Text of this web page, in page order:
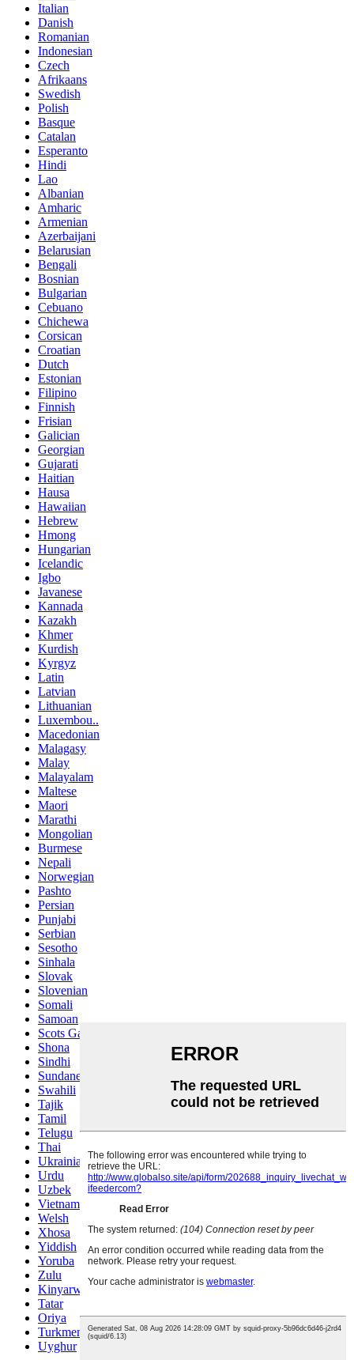
Italian
Danish
Romanian
Indonesian
Czech
Afrikaans
Swedish
Polish
Basque
Catalan
Esperanto
Hindi
Lao
Albanian
Amharic
Armenian
Azerbaijani
Belarusian
Bengali
Bosnian
Bulgarian
Cebuano
Chichewa
Corsican
Croatian
Dutch
Estonian
Filipino
Finnish
Frisian
Galician
Georgian
Gujarati
Haitian
Hausa
Hawaiian
Hebrew
Hmong
Hungarian
Icelandic
Igbo
Javanese
Kannada
Kazakh
Khmer
Kurdish
Kyrgyz
Latin
Latvian
Lithuanian
Luxembou..
Macedonian
Malagasy
Malay
Malayalam
Maltese
Maori
Marathi
Mongolian
Burmese
Nepali
Norwegian
Pashto
Persian
Punjabi
Serbian
Sesotho
Sinhala
Slovak
Slovenian
Somali
Samoan
Scots Gaelic
Shona
Sindhi
Sundanese
Swahili
Tajik
Tamil
Telugu
Thai
Ukrainian
Urdu
Uzbek
Vietnamese
Welsh
Xhosa
Yiddish
Yoruba
Zulu
Kinyarwanda
Tatar
Oriya
Turkmen
Uyghur